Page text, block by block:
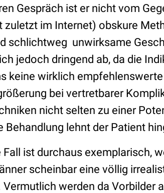
Gespräch ist er nicht vom
zuletzt im Internet) obskure
schlichtweg unwirksame
jedoch dringend ab, da die
keine wirklich
bei vertretbarer
nicht selten zu einer
Behandlung lehnt der Patient
Fall ist durchaus exemplarisch,
scheinbar eine völlig
werden da Vorbilder